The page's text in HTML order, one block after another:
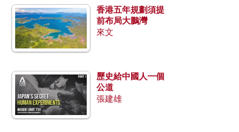
香港五年規劃須提
前布局大鵬灣
來文
歷史給中國人一個
公道
張建雄